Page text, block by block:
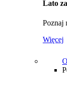
Lato
Poznaj
Więcej